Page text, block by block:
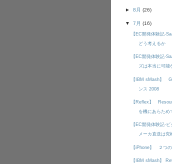
► 8月 (26)
▼ 7月 (16)
【EC開発体験記-
どう考えるか
【EC開発体験記-
ズは本当に可能
【IBM sMash】
ンス 2008
【Reflex】
を機にあらため
【EC開発体験記-
メーカ直送は究
【iPhone】 ２つ
【IBM sMash】